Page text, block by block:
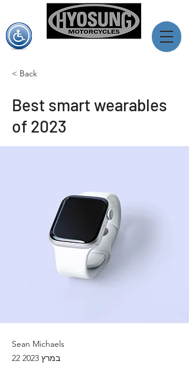
< Back
Best smart wearables
of 2023
Sean Michaels
22 במרץ 2023